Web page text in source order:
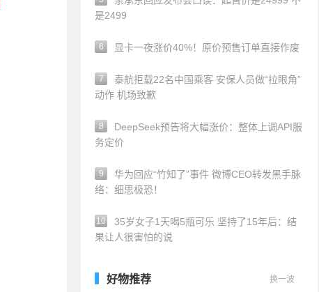
是2499
6 显卡一夜涨价40%！原价预售订单直接作废
7
泰航拒载22名中国乘客 安保人员做“拉眼角”
动作 机场致歉
8
DeepSeek预告将大幅涨价：整体上调API服
务定价
9
华为回应“竹知了”事件 微博CEO转发黑手脉
络：细思极恐！
10
35岁女子1天喝5瓶可乐 坚持了15年后：结
果让人很害怕的说
好物推荐 换一波